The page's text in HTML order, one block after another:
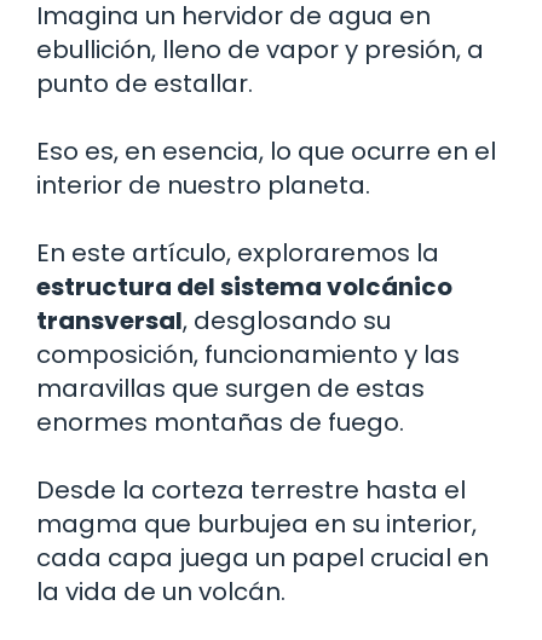
Imagina un hervidor de agua en
ebullición, lleno de vapor y presión, a
punto de estallar.
Eso es, en esencia, lo que ocurre en el
interior de nuestro planeta.
En este artículo, exploraremos la
estructura del sistema volcánico
transversal, desglosando su
composición, funcionamiento y las
maravillas que surgen de estas
enormes montañas de fuego.
Desde la corteza terrestre hasta el
magma que burbujea en su interior,
cada capa juega un papel crucial en
la vida de un volcán.